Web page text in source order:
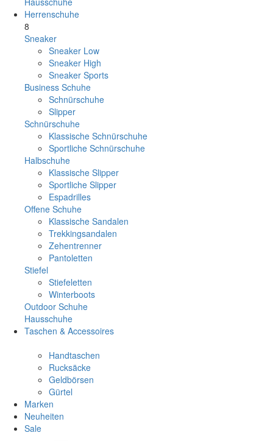
Herrenschuhe
8
Sneaker
Sneaker Low
Sneaker High
Sneaker Sports
Business Schuhe
Schnürschuhe
Slipper
Schnürschuhe
Klassische Schnürschuhe
Sportliche Schnürschuhe
Halbschuhe
Klassische Slipper
Sportliche Slipper
Espadrilles
Offene Schuhe
Klassische Sandalen
Trekkingsandalen
Zehentrenner
Pantoletten
Stiefel
Stiefeletten
Winterboots
Outdoor Schuhe
Hausschuhe
Taschen & Accessoires
Handtaschen
Rucksäcke
Geldbörsen
Gürtel
Marken
Neuheiten
Sale